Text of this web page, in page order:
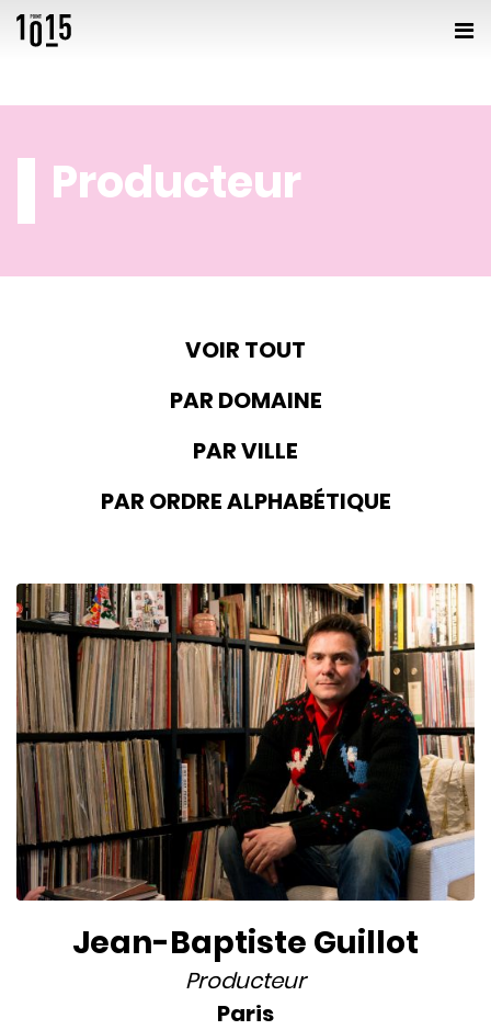
Producteur
VOIR TOUT
PAR DOMAINE
PAR VILLE
PAR ORDRE ALPHABÉTIQUE
Jean-Baptiste Guillot
Producteur
Paris